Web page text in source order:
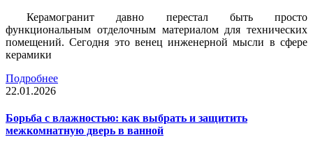
Керамогранит давно перестал быть просто
функциональным отделочным материалом для технических
помещений. Сегодня это венец инженерной мысли в сфере
керамики
Подробнее
22.01.2026
Борьба с влажностью: как выбрать и защитить
межкомнатную дверь в ванной